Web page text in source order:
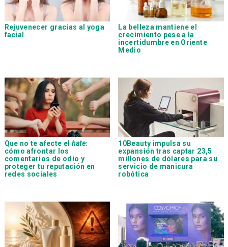
Rejuvenecer gracias al yoga
facial
La belleza mantiene el
crecimiento pese a la
incertidumbre en Oriente
Medio
Que no te afecte el hate:
cómo afrontar los
comentarios de odio y
proteger tu reputación en
redes sociales
10Beauty impulsa su
expansión tras captar 23,5
millones de dólares para su
servicio de manicura
robótica